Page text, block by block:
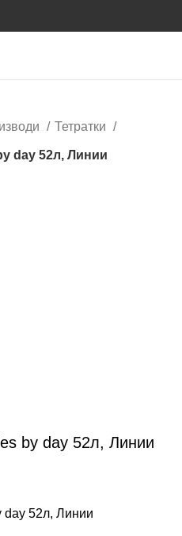
Тетратки
day 52л, Линии
by day 52л, Линии
day 52л, Линии